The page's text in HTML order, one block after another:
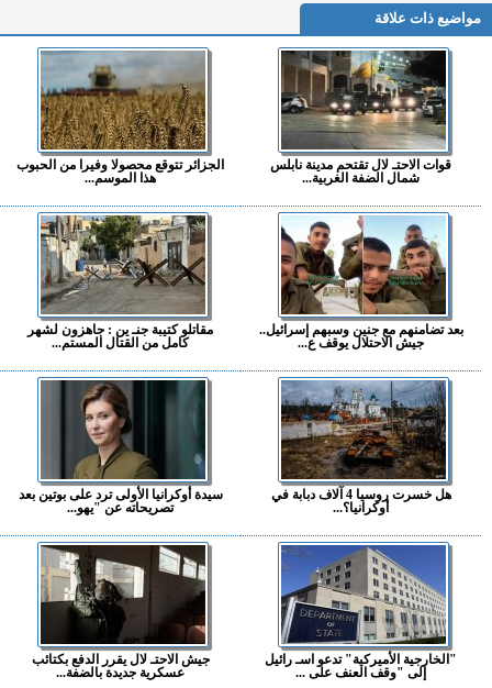
مواضيع ذات علاقة
قوات الاحتـ لال تقتحم مدينة نابلس
شمال الضفة الغربية...
الجزائر تتوقع محصولا وفيرا من الحبوب
هذا الموسم...
بعد تضامنهم مع جنين وسبهم إسرائيل..
جيش الاحتلال يوقف ع...
مقاتلو كتيبة جنـ ين : جاهزون لشهر
كامل من القتال المستم...
هل خسرت روسيا 4 آلاف دبابة في
أوكرانيا؟...
سيدة أوكرانيا الأولى ترد على بوتين بعد
تصريحاته عن "يهو...
"الخارجية الأميركية" تدعو اسـ رائيل
إلى "وقف العنف على ...
جيش الاحتـ لال يقرر الدفع بكتائب
عسكرية جديدة بالضفة...